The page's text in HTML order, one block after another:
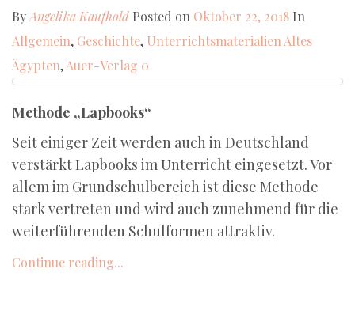
ByAngelika Kaufhold Posted on Oktober 22, 2018 In
Allgemein, Geschichte, Unterrichtsmaterialien Altes
Ägypten,Auer-Verlag 0
Methode „Lapbooks“
Seit einiger Zeit werden auch in Deutschland
verstärkt Lapbooks im Unterricht eingesetzt. Vor
allem im Grundschulbereich ist diese Methode
stark vertreten und wird auch zunehmend für die
weiterführenden Schulformen attraktiv.
Continue reading...